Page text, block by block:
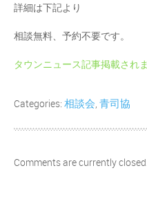
詳細は下記より
相談無料、予約不要です。
タウンニュース記事掲載されま
Categories: 相談会, 青司協
Comments are currently closed.